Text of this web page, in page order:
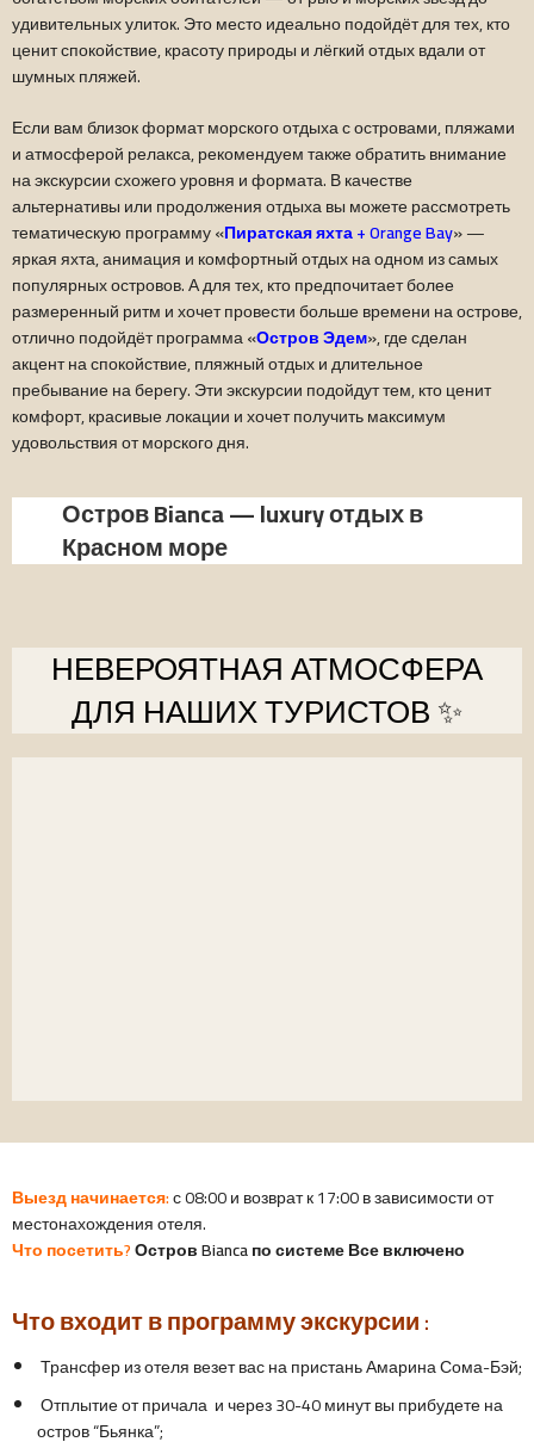
удивительных улиток. Это место идеально подойдёт для тех, кто
ценит спокойствие, красоту природы и лёгкий отдых вдали от
шумных пляжей.
Если вам близок формат морского отдыха с островами, пляжами
и атмосферой релакса, рекомендуем также обратить внимание
на экскурсии схожего уровня и формата. В качестве
альтернативы или продолжения отдыха вы можете рассмотреть
тематическую программу«Пиратская яхта + Orange Bay»—
яркая яхта, анимация и комфортный отдых на одном из самых
популярных островов. А для тех, кто предпочитает более
размеренный ритм и хочет провести больше времени на острове,
отлично подойдёт программа«Остров Эдем», где сделан
акцент на спокойствие, пляжный отдых и длительное
пребывание на берегу. Эти экскурсии подойдут тем, кто ценит
комфорт, красивые локации и хочет получить максимум
удовольствия от морского дня.
Остров Bianca — luxury отдых в
Красном море
НЕВЕРОЯТНАЯ АТМОСФЕРА
ДЛЯ НАШИХ ТУРИСТОВ ✨
Выезд начинается:с 08:00 и возврат к 17:00 в зависимости от
местонахождения отеля.
Что посетить?Остров Bianca по системе Все включено
Что входит в программу экскурсии :
Трансфер из отеля везет вас на пристань Амарина Сома-Бэй;
Отплытие от причала и через 30-40 минут вы прибудете на
остров “Бьянка”;